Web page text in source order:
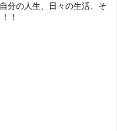
分の人生、日々の生活、そ
！